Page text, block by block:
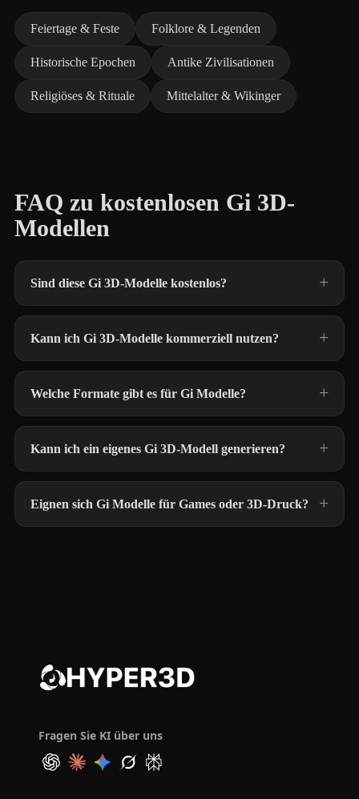
Feiertage & Feste Folklore & Legenden
Historische Epochen Antike Zivilisationen
Religiöses & Rituale Mittelalter & Wikinger
FAQ zu kostenlosen Gi 3D-
Modellen
Sind diese Gi 3D-Modelle kostenlos?
Kann ich Gi 3D-Modelle kommerziell nutzen?
Welche Formate gibt es für Gi Modelle?
Kann ich ein eigenes Gi 3D-Modell generieren?
Eignen sich Gi Modelle für Games oder 3D-Druck?
Fragen Sie KI über uns